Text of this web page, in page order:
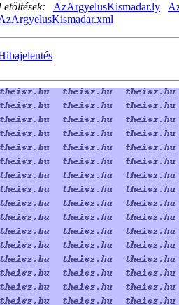
AzArgyelusKismadar.ly